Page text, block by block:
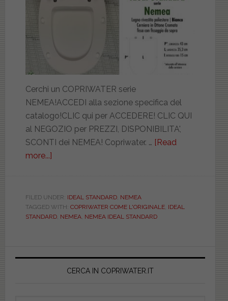
Cerchi un COPRIWATER serie
NEMEA!ACCEDI alla sezione specifica del
catalogo!CLIC qui per ACCEDERE! CLIC QUI
al NEGOZIO per PREZZI, DISPONIBILITA',
SCONTI dei NEMEA! Copriwater. … [Read
more...]
NEMEA.
OVANEMEA.
Copriwater.it
FILED UNDER: IDEAL STANDARD, NEMEA
TAGGED WITH: COPRIWATER COME L'ORIGINALE, IDEAL
STANDARD, NEMEA, NEMEA IDEAL STANDARD
Primary
CERCA IN COPRIWATER.IT